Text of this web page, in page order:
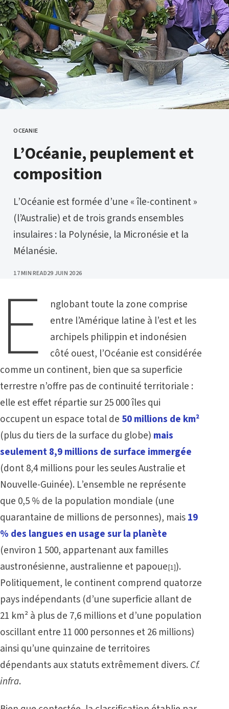
CATEGORY
OCEANIE
L’Océanie, peuplement et
composition
L’Océanie est formée d’une « île-continent »
(l’Australie) et de trois grands ensembles
insulaires : la Polynésie, la Micronésie et la
Mélanésie.
17 MIN READPUBLISHED
29 JUIN 2026
E
nglobant toute la zone comprise
entre l’Amérique latine à l’est et les
archipels philippin et indonésien
côté ouest, l’Océanie est considérée
comme un continent, bien que sa superficie
terrestre n’offre pas de continuité territoriale :
elle est effet répartie sur 25 000 îles qui
occupent un espace total de 50 millions de km²
(plus du tiers de la surface du globe) mais
seulement 8,9 millions de surface immergée
(dont 8,4 millions pour les seules Australie et
Nouvelle-Guinée). L’ensemble ne représente
que 0,5 % de la population mondiale (une
quarantaine de millions de personnes), mais19
% des langues en usage sur la planète
(environ 1 500, appartenant aux familles
austronésienne, australienne et papoue[1]).
Politiquement, le continent comprend quatorze
pays indépendants (d’une superficie allant de
21 km² à plus de 7,6 millions et d’une population
oscillant entre 11 000 personnes et 26 millions)
ainsi qu’une quinzaine de territoires
dépendants aux statuts extrêmement divers. Cf.
infra.